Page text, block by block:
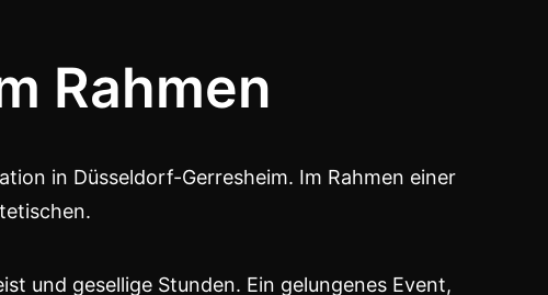
Rahmen
in Düsseldorf-Gerresheim. Im Rahmen einer
und gesellige Stunden. Ein gelungenes Event,